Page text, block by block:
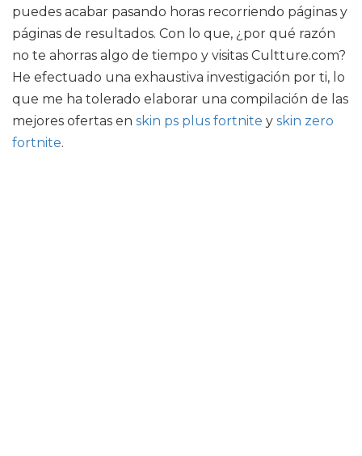
puedes acabar pasando horas recorriendo páginas y
páginas de resultados. Con lo que, ¿por qué razón
no te ahorras algo de tiempo y visitas Cultture.com?
He efectuado una exhaustiva investigación por ti, lo
que me ha tolerado elaborar una compilación de las
mejores ofertas en skin ps plus fortnite y skin zero
fortnite.